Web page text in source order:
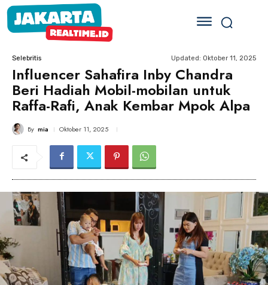
Selebritis Updated: Oktober 11, 2025
Influencer Sahafira Inby Chandra
Beri Hadiah Mobil-mobilan untuk
Raffa-Rafi, Anak Kembar Mpok Alpa
By mia Oktober 11, 2025